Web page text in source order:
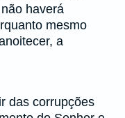
haverá
mesmo
a
das corrupções